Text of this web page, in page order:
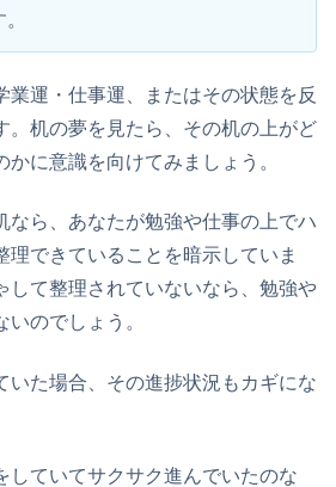
業運・仕事運、またはその状態を反
。机の夢を見たら、その机の上がど
に意識を向けてみましょう。
なら、あなたが勉強や仕事の上でハ
理できていることを暗示していま
して整理されていないなら、勉強や
のでしょう。
いた場合、その進捗状況もカギにな
していてサクサク進んでいたのな